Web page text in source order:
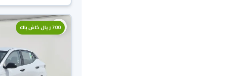
700 ريال كاش باك